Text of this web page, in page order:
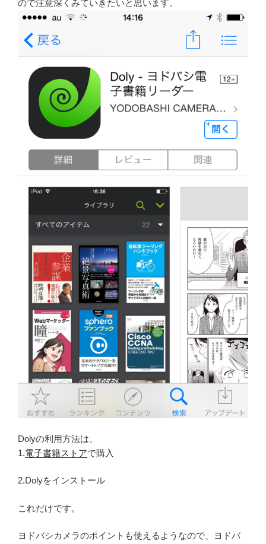
ので注意深くみていきたいと思います。
Dolyの利用方法は、
1.電子書籍ストアで購入
2.Dolyをインストール
これだけです。
ヨドバシカメラのポイントも使えるようなので、ヨドバ